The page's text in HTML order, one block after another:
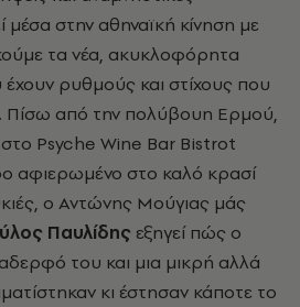
στην αθηναϊκή κίνηση με
τα νέα, ακυκλοφόρητα
ρυθμούς και στίχους που
Πίσω από την πολύβουη Ερμού,
Psyche Wine Bar Bistrot
αφιερωμένο στο καλό κρασί
ο Αντώνης Μούγιας μάς
Παυλίδης εξηγεί πώς ο
του και μια μικρή αλλά
κι έστησαν κάποτε το